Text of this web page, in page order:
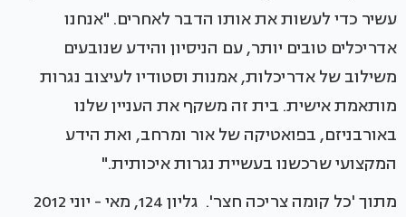
עשיר כדי לעשות את אותו הדבר לאחרים. "אנחנו
אדריכלים טובים יותר, עם הניסיון והידע שנובעים
משילוב של אדריכלות, אמנות וסטודיו לעיצוב נגרות
מותאמת אישית. בית זה משקף את העניין שלנו
באורבניזם, בפואטיקה של אור ומרחב, ואת הידע
המקצועי שרכשנו בעשיית נגרות איכותית."
מתוך 'כל קומה צריכה חצר'. גליון 124, מאי - יוני 2012